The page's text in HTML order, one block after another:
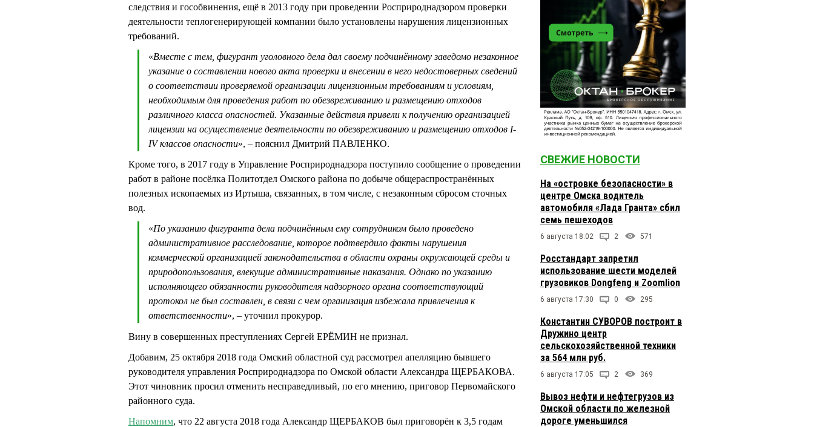
следствия и гособвинения, ещё в 2013 году при проведении Росприроднадзором проверки
деятельности теплогенерирующей компании было установлены нарушения лицензионных
требований.
«Вместе с тем, фигурант уголовного дела дал своему подчинённому заведомо незаконное
указание о составлении нового акта проверки и внесении в него недостоверных сведений
о соответствии проверяемой организации лицензионным требованиям и условиям,
необходимым для проведения работ по обезвреживанию и размещению отходов
различного класса опасностей. Указанные действия привели к получению организацией
лицензии на осуществление деятельности по обезвреживанию и размещению отходов I-
IV классов опасности», – пояснил Дмитрий ПАВЛЕНКО.
Кроме того, в 2017 году в Управление Росприроднадзора поступило сообщение о проведении
работ в районе посёлка Политотдел Омского района по добыче общераспространённых
полезных ископаемых из Иртыша, связанных, в том числе, с незаконным сбросом сточных
вод.
«По указанию фигуранта дела подчинённым ему сотрудником было проведено
административное расследование, которое подтвердило факты нарушения
коммерческой организацией законодательства в области охраны окружающей среды и
природопользования, влекущие административные наказания. Однако по указанию
исполняющего обязанности руководителя надзорного органа соответствующий
протокол не был составлен, в связи с чем организация избежала привлечения к
ответственности», – уточнил прокурор.
Вину в совершенных преступлениях Сергей ЕРЁМИН не признал.
Добавим, 25 октября 2018 года Омский областной суд рассмотрел апелляцию бывшего
руководителя управления Росприроднадзора по Омской области Александра ЩЕРБАКОВА.
Этот чиновник просил отменить несправедливый, по его мнению, приговор Первомайского
районного суда.
Напомним, что 22 августа 2018 года Александр ЩЕРБАКОВ был приговорён к 3,5 годам
СВЕЖИЕ НОВОСТИ
На «островке безопасности» в
центре Омска водитель
автомобиля «Лада Гранта» сбил
семь пешеходов
6 августа 18:02 2 571
Росстандарт запретил
использование шести моделей
грузовиков Dongfeng и Zoomlion
6 августа 17:30 0 295
Константин СУВОРОВ построит в
Дружино центр
сельскохозяйственной техники
за 564 млн руб.
6 августа 17:05 2 369
Вывоз нефти и нефтегрузов из
Омской области по железной
дороге уменьшился